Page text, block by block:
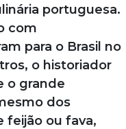
portuguesa.
com
para o Brasil no
o historiador
o grande
dos
feijão ou fava,